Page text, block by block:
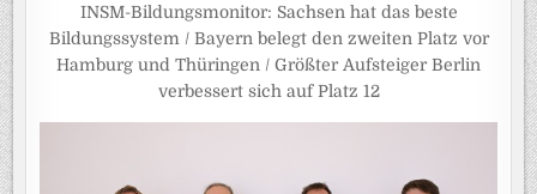
INSM-Bildungsmonitor: Sachsen hat das beste
Bildungssystem / Bayern belegt den zweiten Platz vor
Hamburg und Thüringen / Größter Aufsteiger Berlin
verbessert sich auf Platz 12